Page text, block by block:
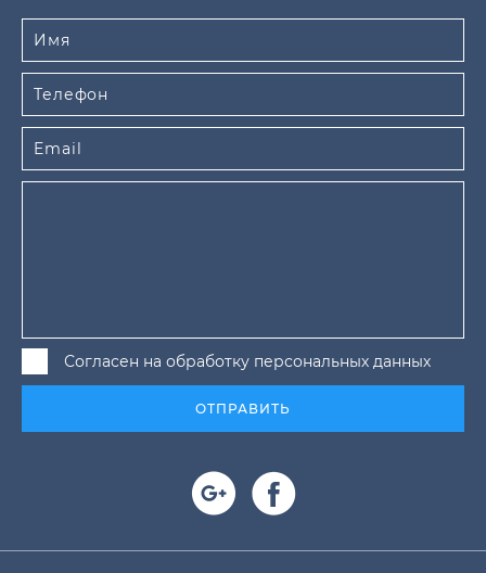
Согласен на обработку персональных данных
ОТПРАВИТЬ